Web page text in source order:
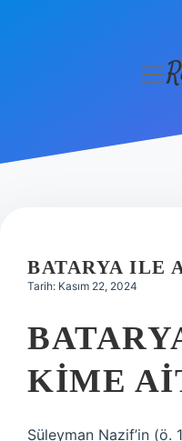
Hakkımızda
BATARYA ILE
Tarih: Kasım 22, 2024
KIME
Süleyman Nazif’in (ö.